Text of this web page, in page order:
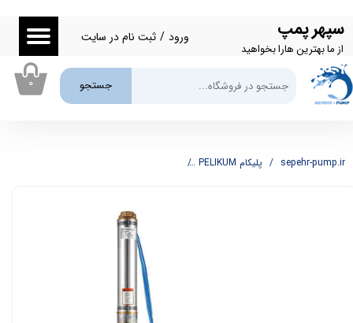
سپهر پمپ
از ما بهترین هارا بخواهید
جستجو
ورود / ثبت نام در سایت
حساب کاربری من
تغییر گذر واژه
سفارشات
۰
sepehr-pump.ir پلیکام PELIKUM